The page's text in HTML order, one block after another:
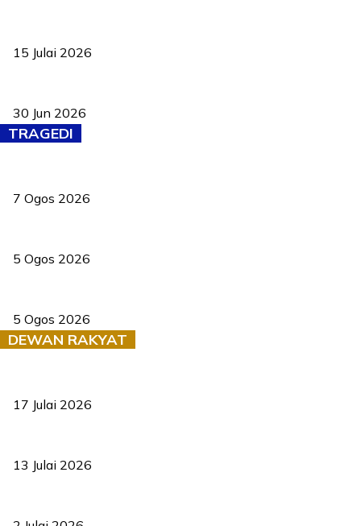
15 Julai 2026
30 Jun 2026
TRAGEDI
7 Ogos 2026
5 Ogos 2026
5 Ogos 2026
DEWAN RAKYAT
17 Julai 2026
13 Julai 2026